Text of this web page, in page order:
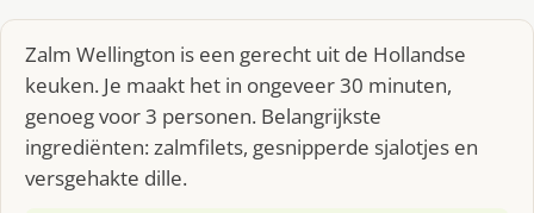
Zalm Wellington is een gerecht uit de Hollandse
keuken. Je maakt het in ongeveer 30 minuten,
genoeg voor 3 personen. Belangrijkste
ingrediënten: zalmfilets, gesnipperde sjalotjes en
versgehakte dille.